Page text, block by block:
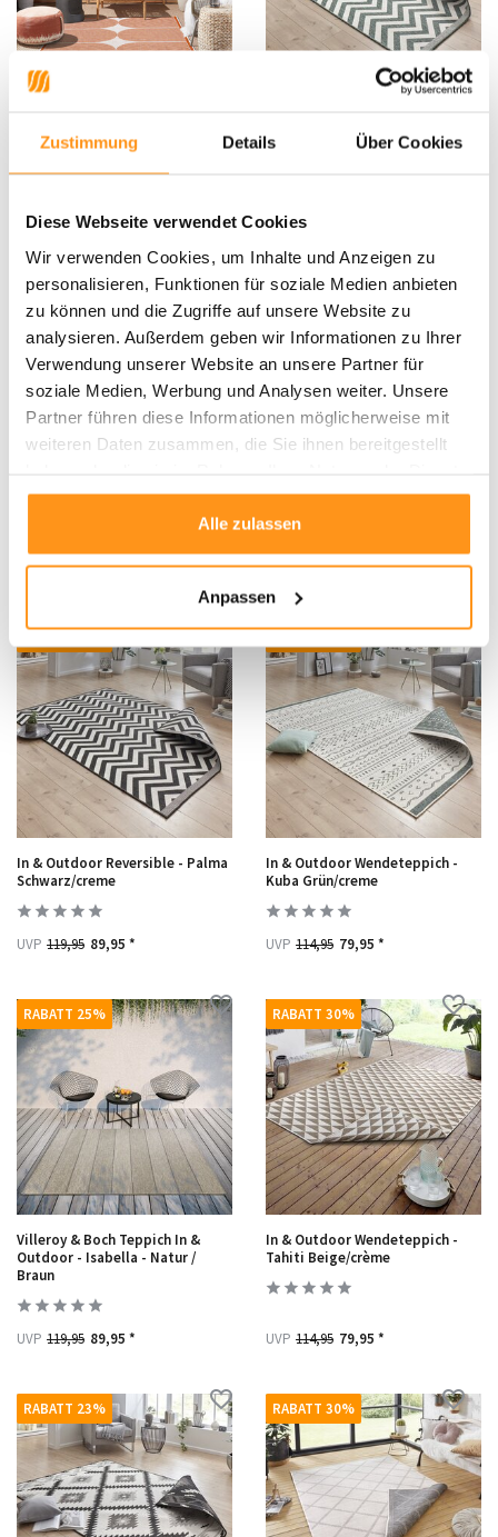
Zustimmung Details Über Cookies
Diese Webseite verwendet Cookies
Wir verwenden Cookies, um Inhalte und Anzeigen zu
personalisieren, Funktionen für soziale Medien anbieten
zu können und die Zugriffe auf unsere Website zu
analysieren. Außerdem geben wir Informationen zu Ihrer
Verwendung unserer Website an unsere Partner für
soziale Medien, Werbung und Analysen weiter. Unsere
Partner führen diese Informationen möglicherweise mit
weiteren Daten zusammen, die Sie ihnen bereitgestellt
gesammelt haben.
Alle zulassen
Anpassen
RABATT 33%
UVP 89,95 59,95 *
RABATT 23%
UVP 109,90 84,95 *
In & Outdoor Reversible - Palma
Schwarz/creme
UVP 119,95 89,95 *
In & Outdoor Wendeteppich -
Kuba Grün/creme
UVP 114,95 79,95 *
RABATT 25%
Villeroy & Boch Teppich In &
Outdoor - Isabella - Natur /
Braun
UVP 119,95 89,95 *
RABATT 30%
In & Outdoor Wendeteppich -
Tahiti Beige/crème
UVP 114,95 79,95 *
RABATT 23% RABATT 30%